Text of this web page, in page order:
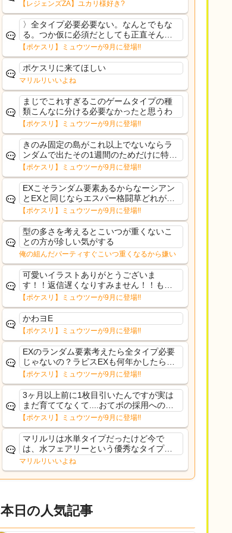
【レジェンズZA】ユカリ様好き?
〉全タイプ必要必要ない。なんとでもな
る。つか仮に必須だとしても正直そんな
もんに付き合う気は無い。運営は時間の
リソースを甘く見すぎなのよ。ポケスリ
やったことないやろうなと思ってる。〉
ラピスEX最短二年後...
【ポケスリ】ミュウツーが9月に登場!!
ポケスリに来てほしい
マリルリいいよね
まじでこれすぎるこのゲームタイプの種
類こんなに分ける必要なかったと思うわ
【ポケスリ】ミュウツーが9月に登場!!
きのみ固定の島がこれ以上でないならラ
ンダムで出たその1週間のためだけに特定
のタイプにリソース割くのなんだかむな
しい気がするわ出番がないってわけじゃ
ないから無駄ではないんだけど
【ポケスリ】ミュウツーが9月に登場!!
EXこそランダム要素あるからなーシアン
とEXと同じならエスパー格闘草どれが事
前に来るか分からんから、積む必要があ
るミュウツーは使いにくくね？って思っ
た
【ポケスリ】ミュウツーが9月に登場!!
型の多さを考えるとこいつが重くないこ
との方が珍しい気がする
俺の組んだパーティすぐこいつ重くなるから嫌い
可愛いイラストありがとうございま
す！！返信遅くなりすみません！！もう
少ししたら通常再開できます！
【ポケスリ】ミュウツーが9月に登場!!
かわヨE
【ポケスリ】ミュウツーが9月に登場!!
EXのランダム要素考えたら全タイプ必要
じゃないの？ラピスEXも何年かしたら来
るだろうし後から厳選したい育てたいっ
て思ってもどうにもならないのがこのゲ
ームだしな
【ポケスリ】ミュウツーが9月に登場!!
3ヶ月以上前に1枚目引いたんですが実は
まだ育ててなくて....おてボの採用への影
響は勉強になります。ありがとうござい
ますオイルはだいぶ強めのABBレントラ
ーいて芋の方が不安なんで1枚目にしよう
かなと思...
【ポケスリ】ミュウツーが9月に登場!!
マリルリは水単タイプだったけど今で
は、水フェアリーという優秀なタイプだ
な、後特性力持ちって見た目と全然違う
な
マリルリいいよね
本日の人気記事